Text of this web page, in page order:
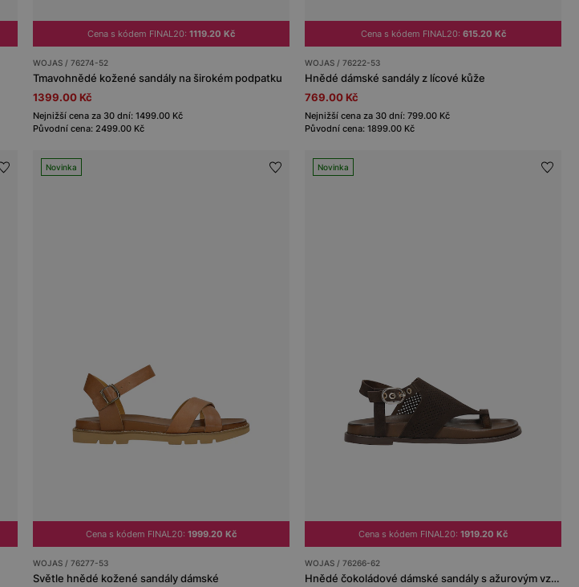
Cena s kódem FINAL20:1119.20 Kč
WOJAS / 76274-52
Tmavohnědé kožené sandály na širokém podpatku
1399.00 Kč
Nejnižší cena za 30 dní: 1499.00 Kč
Původní cena: 2499.00 Kč
Cena s kódem FINAL20: 615.20 Kč
WOJAS / 76222-53
Hnědé dámské sandály z lícové kůže
769.00 Kč
Nejnižší cena za 30 dní: 799.00 Kč
Původní cena: 1899.00 Kč
Novinka
Cena s kódem FINAL20:1999.20 Kč
WOJAS / 76277-53
Světle hnědé kožené sandály dámské
Novinka
Cena s kódem FINAL20:1919.20 Kč
WOJAS / 76266-62
Hnědé čokoládové dámské sandály s ažurovým vzorem